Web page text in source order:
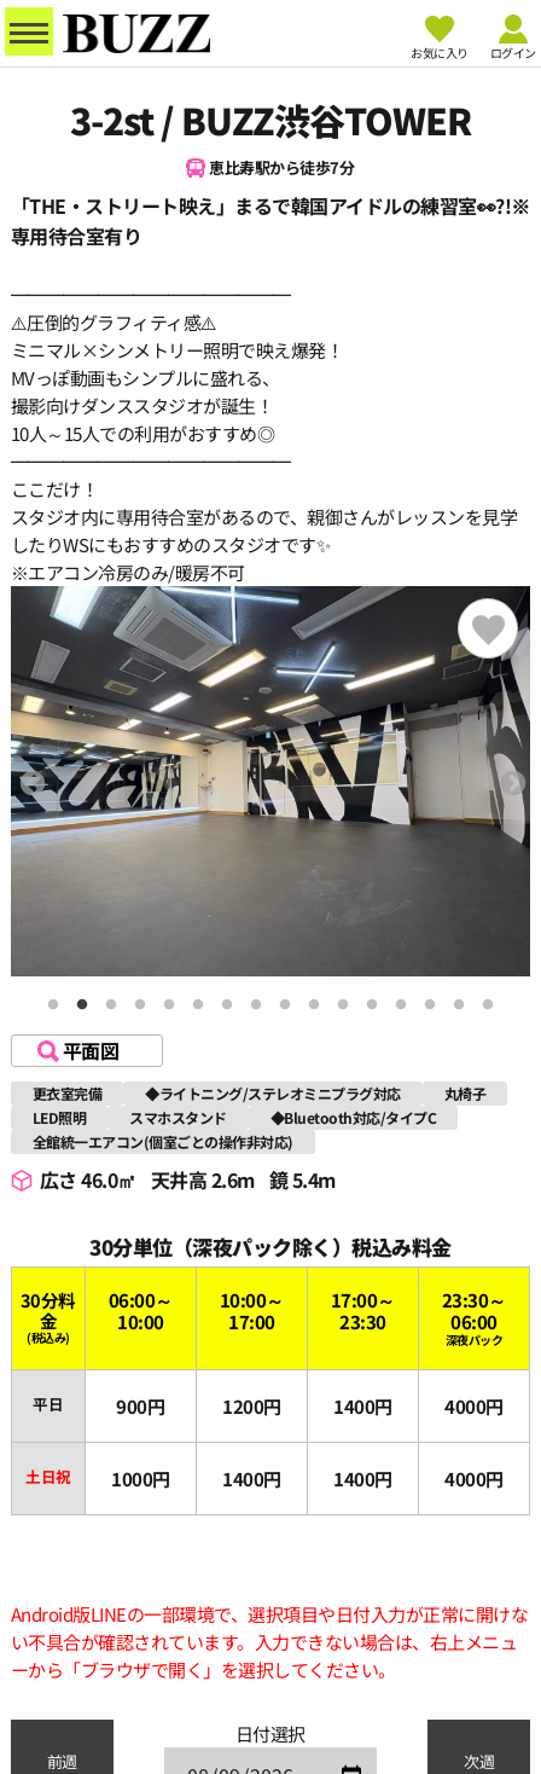
お気に入り ログイン
3-2st / BUZZ渋谷TOWER
恵比寿駅から徒歩7分
「THE・ストリート映え」まるで韓国アイドルの練習室👀?!※
専用待合室有り
━━━━━━━━━━━━━━━━
⚠️圧倒的グラフィティ感⚠️
ミニマル×シンメトリー照明で映え爆発！
MVっぽ動画もシンプルに盛れる、
撮影向けダンススタジオが誕生！
10人～15人での利用がおすすめ◎
━━━━━━━━━━━━━━━━
ここだけ！
スタジオ内に専用待合室があるので、親御さんがレッスンを見学
したりWSにもおすすめのスタジオです✨
※エアコン冷房のみ/暖房不可
平面図
更衣室完備 ◆ライトニング/ステレオミニプラグ対応
丸椅子
LED照明
スマホスタンド
◆Bluetooth対応/タイプC
全館統一エアコン(個室ごとの操作非対応)
広さ 46.0㎡ 天井高 2.6m 鏡 5.4m
30分単位（深夜パック除く）税込み料金
30分料
金
(税込み)
06:00～
10:00
10:00～
17:00
17:00～
23:30
23:30～
06:00
深夜パック
平日 900円 1200円 1400円 4000円
土日祝 1000円 1400円 1400円 4000円
Android版LINEの一部環境で、選択項目や日付入力が正常に開けな
い不具合が確認されています。入力できない場合は、右上メニュ
ーから「ブラウザで開く」を選択してください。
前週
日付選択
次週